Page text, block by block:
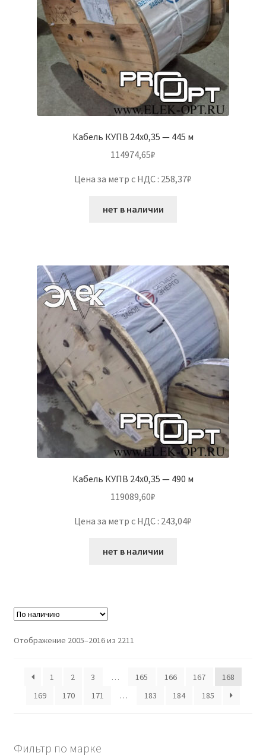
Кабель КУПВ 24х0,35 — 445 м
114974,65₽
Цена за метр с НДС : 258,37₽
нет в наличии
Кабель КУПВ 24х0,35 — 490 м
119089,60₽
Цена за метр с НДС : 243,04₽
нет в наличии
Отображение 2005–2016 из 2211
1 2 3 … 165 166 167
168
169
170 171 … 183 184 185
Фильтр по марке